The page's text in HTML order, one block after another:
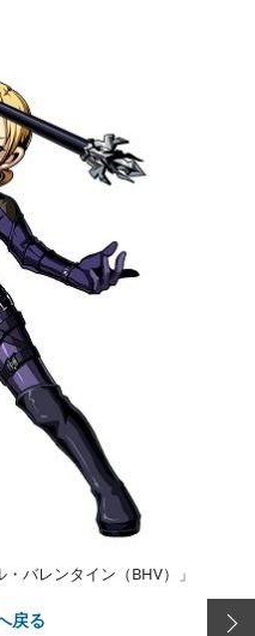
バレンタイン（BHV）」
戻る